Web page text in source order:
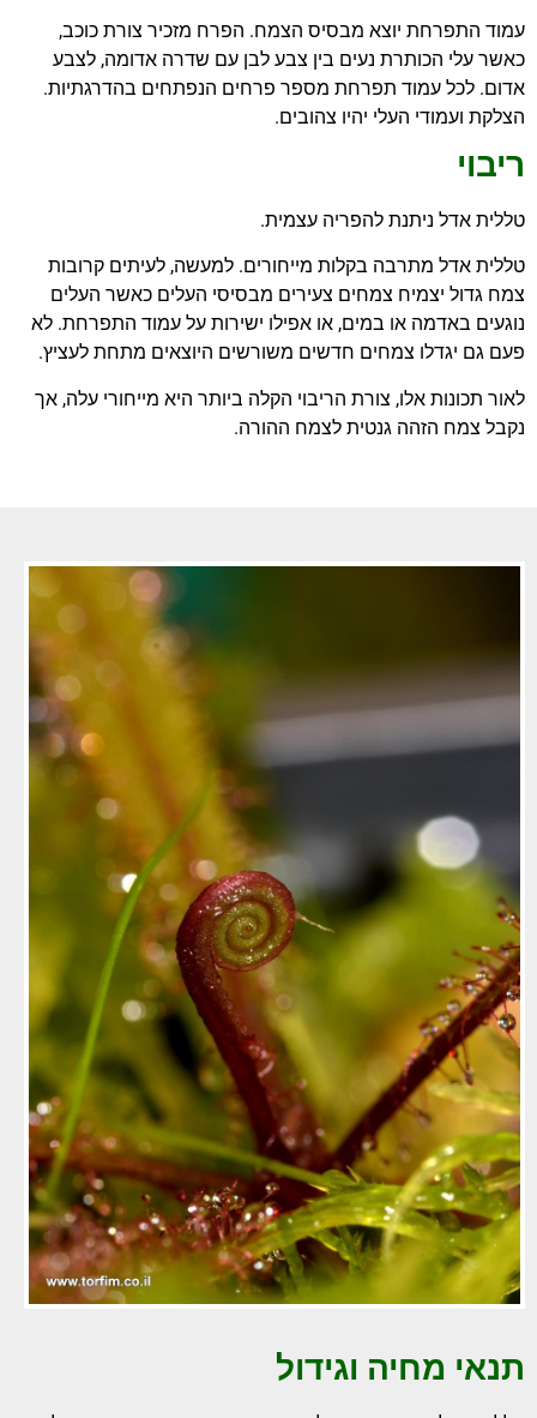
עמוד התפרחת יוצא מבסיס הצמח. הפרח מזכיר צורת כוכב,
כאשר עלי הכותרת נעים בין צבע לבן עם שדרה אדומה, לצבע
אדום. לכל עמוד תפרחת מספר פרחים הנפתחים בהדרגתיות.
הצלקת ועמודי העלי יהיו צהובים.
ריבוי
טללית אדל ניתנת להפריה עצמית.
טללית אדל מתרבה בקלות מייחורים. למעשה, לעיתים קרובות
צמח גדול יצמיח צמחים צעירים מבסיסי העלים כאשר העלים
נוגעים באדמה או במים, או אפילו ישירות על עמוד התפרחת. לא
פעם גם יגדלו צמחים חדשים משורשים היוצאים מתחת לעציץ.
לאור תכונות אלו, צורת הריבוי הקלה ביותר היא מייחורי עלה, אך
נקבל צמח הזהה גנטית לצמח ההורה.
תנאי מחיה וגידול